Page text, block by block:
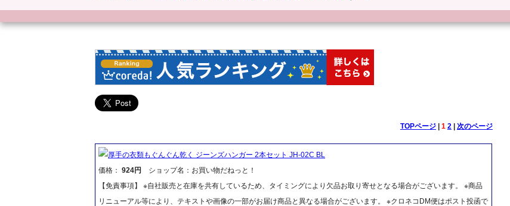
TOPページ| 1 2| 次のページ
厚手の衣類もぐんぐん乾く ジーンズハンガー 2本セット JH-02C BL
価格： 924円
ショップ名：お買い物だねっと！
【免責事項】 ※自社販売と在庫を共有しているため、タイミングにより欠品お取り寄せとなる場合がございます。 ※商品
リニューアル等により、テキストや画像の一部がお届け商品と異なる場合がございます。 ※クロネコDM便はポスト投函で